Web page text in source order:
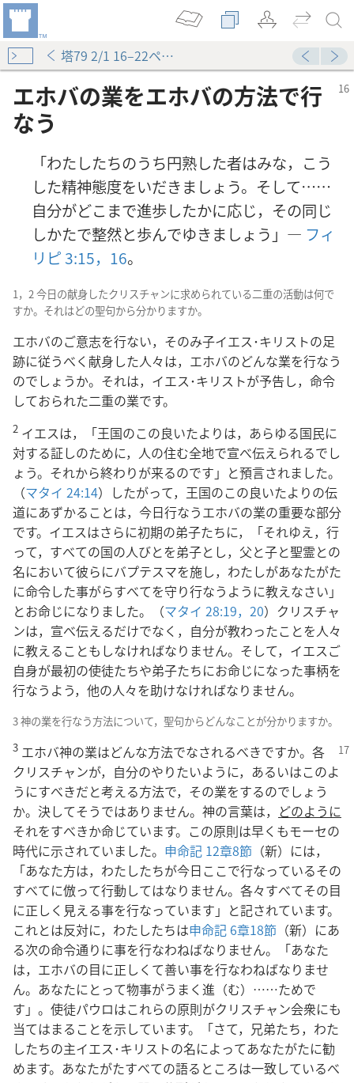
塔79 2/1 16–22ページ
エホバの業をエホバの方法で行
なう
「わたしたちのうち円熟した者はみな，こう
した精神態度をいだきましょう。そして……
自分がどこまで進歩したかに応じ，その同じ
しかたで整然と歩んでゆきましょう」― フィ
リピ 3:15，16。
1，2 今日の献身したクリスチャンに求められている二重の活動は何で
すか。それはどの聖句から分かりますか。
エホバのご意志を行ない，そのみ子イエス･キリストの足
跡に従うべく献身した人々は，エホバのどんな業を行なう
のでしょうか。それは，イエス･キリストが予告し，命令
しておられた二重の業です。
2 イエスは，「王国のこの良いたよりは，あらゆる国民に
対する証しのために，人の住む全地で宣べ伝えられるでし
ょう。それから終わりが来るのです」と預言されました。
（マタイ 24:14）したがって，王国のこの良いたよりの伝
道にあずかることは，今日行なうエホバの業の重要な部分
です。イエスはさらに初期の弟子たちに，「それゆえ，行
って，すべての国の人びとを弟子とし，父と子と聖霊との
名において彼らにバプテスマを施し，わたしがあなたがた
に命令した事がらすべてを守り行なうように教えなさい」
とお命じになりました。（マタイ 28:19，20）クリスチャ
ンは，宣べ伝えるだけでなく，自分が教わったことを人々
に教えることもしなければなりません。そして，イエスご
自身が最初の使徒たちや弟子たちにお命じになった事柄を
行なうよう，他の人々を助けなければなりません。
3 神の業を行なう方法について，聖句からどんなことが分かりますか。
3 エホバ神の業はどんな方法でなされるべきですか。各
クリスチャンが，自分のやりたいように，あるいはこのよ
うにすべきだと考える方法で，その業をするのでしょう
か。決してそうではありません。神の言葉は， どのように
それをすべきか命じています。この原則は早くもモーセの
時代に示されていました。 申命記 12章8節 （新）には，
「あなた方は，わたしたちが今日ここで行なっているその
すべてに倣って行動してはなりません。各々すべてその目
に正しく見える事を行なっています」と記されています。
これとは反対に，わたしたちは申命記 6章18節 （新）にあ
る次の命令通りに事を行なわねばなりません。「あなた
は，エホバの目に正しくて善い事を行なわねばなりませ
ん。あなたにとって物事がうまく進（む）……ためで
す」。使徒パウロはこれらの原則がクリスチャン会衆にも
当てはまることを示しています。「さて，兄弟たち，わた
したちの主イエス･キリストの名によってあなたがたに勧
めます。あなたがたすべての語るところは一致しているべ